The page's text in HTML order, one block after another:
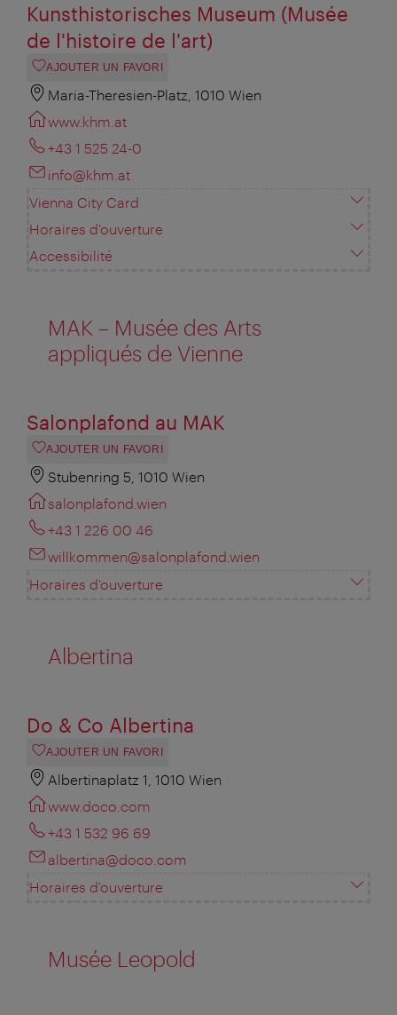
Kunsthistorisches Museum (Musée
de l'histoire de l'art)
AJOUTER UN FAVORI
Maria-Theresien-Platz, 1010 Wien
www.khm.at
+43 1 525 24-0
info@khm.at
Vienna City Card
Horaires d'ouverture
Accessibilité
MAK – Musée des Arts
appliqués de Vienne
Salonplafond au MAK
AJOUTER UN FAVORI
Stubenring 5, 1010 Wien
salonplafond.wien
+43 1 226 00 46
willkommen@salonplafond.wien
Horaires d'ouverture
Albertina
Do & Co Albertina
AJOUTER UN FAVORI
Albertinaplatz 1, 1010 Wien
www.doco.com
+43 1 532 96 69
albertina@doco.com
Horaires d'ouverture
Musée Leopold